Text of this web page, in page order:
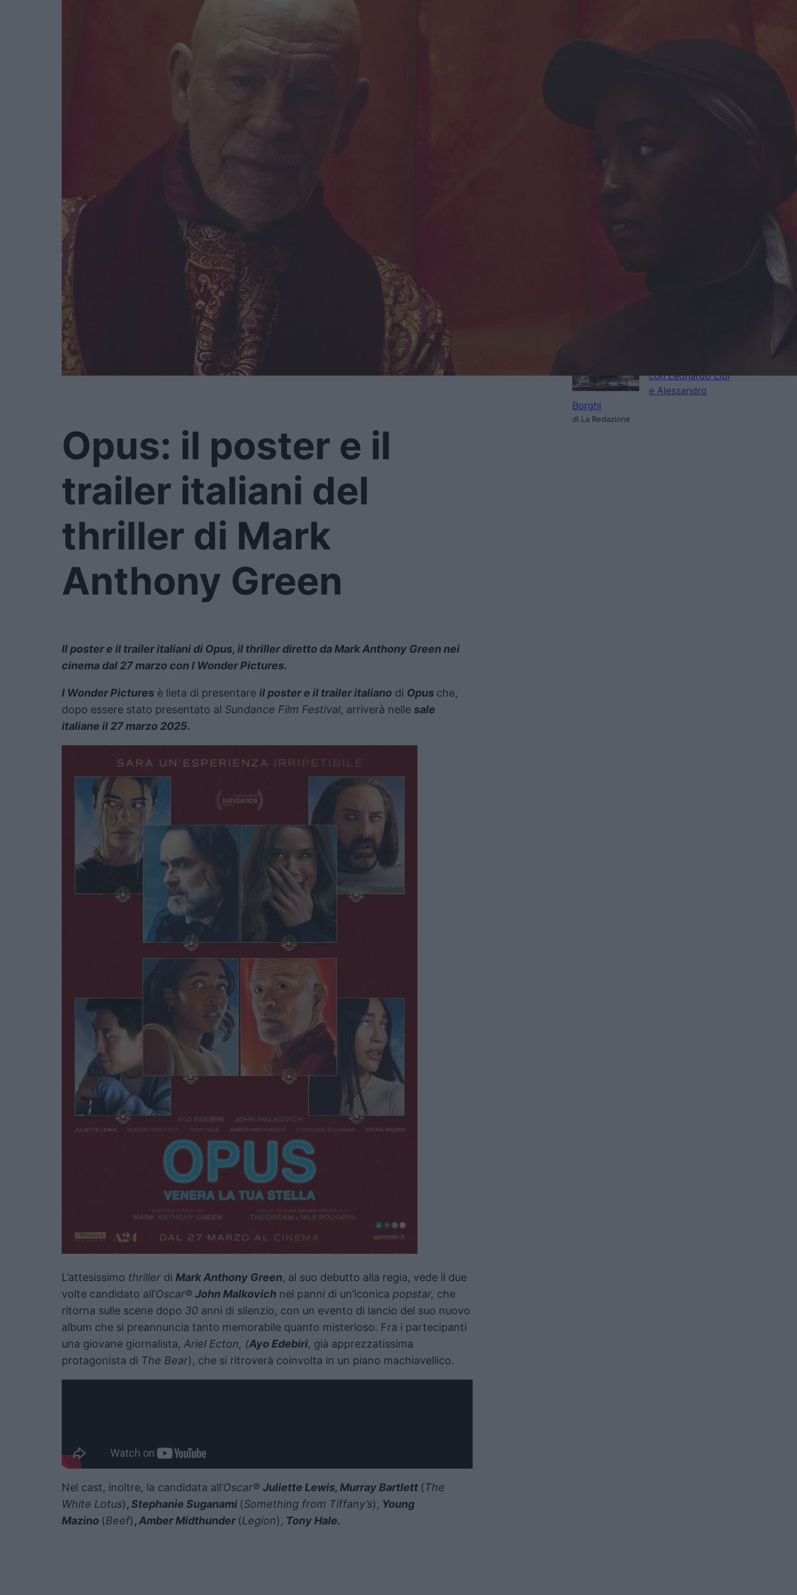
Opus: il poster e il
trailer italiani del
thriller di Mark
Anthony Green
Il poster e il trailer italiani di Opus, il thriller diretto da Mark Anthony Green nei
cinema dal 27 marzo con I Wonder Pictures.
I Wonder Pictures è lieta di presentare il poster e il trailer italiano di Opus che,
dopo essere stato presentato al Sundance Film Festival, arriverà nelle sale
italiane il 27 marzo 2025.
L’attesissimo thriller di Mark Anthony Green, al suo debutto alla regia, vede il due
volte candidato all’Oscar® John Malkovich nei panni di un’iconica popstar, che
ritorna sulle scene dopo 30 anni di silenzio, con un evento di lancio del suo nuovo
album che si preannuncia tanto memorabile quanto misterioso. Fra i partecipanti
una giovane giornalista, Ariel Ecton, (Ayo Edebiri, già apprezzatissima
protagonista di The Bear), che si ritroverà coinvolta in un piano machiavellico.
Nel cast, inoltre, la candidata all’Oscar® Juliette Lewis, Murray Bartlett (The
White Lotus),Stephanie Suganami (Something from Tiffany’s), Young
Mazino (Beef),Amber Midthunder (Legion), Tony Hale.
di Emanuela Giuliani
con Leonardo Lidi
e Alessandro
Borghi
di La Redazione